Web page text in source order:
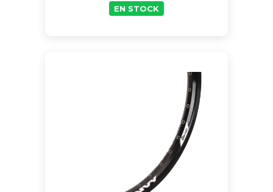
EN STOCK